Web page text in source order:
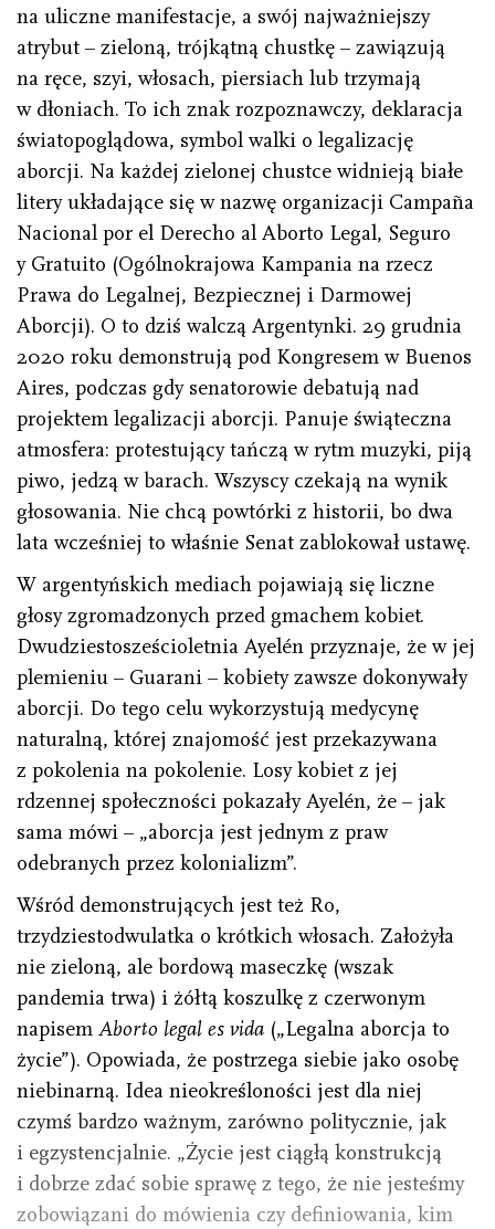
na uliczne manifestacje, a swój najważniejszy
atrybut – zieloną, trójkątną chustkę – zawiązują
na ręce, szyi, włosach, piersiach lub trzymają
w dłoniach. To ich znak rozpoznawczy, deklaracja
światopoglądowa, symbol walki o legalizację
aborcji. Na każdej zielonej chustce widnieją białe
litery układające się w nazwę organizacji Campaña
Nacional por el Derecho al Aborto Legal, Seguro
y Gratuito (Ogólnokrajowa Kampania na rzecz
Prawa do Legalnej, Bezpiecznej i Darmowej
Aborcji). O to dziś walczą Argentynki. 29 grudnia
2020 roku demonstrują pod Kongresem w Buenos
Aires, podczas gdy senatorowie debatują nad
projektem legalizacji aborcji. Panuje świąteczna
atmosfera: protestujący tańczą w rytm muzyki, piją
piwo, jedzą w barach. Wszyscy czekają na wynik
głosowania. Nie chcą powtórki z historii, bo dwa
lata wcześniej to właśnie Senat zablokował ustawę.
W argentyńskich mediach pojawiają się liczne
głosy zgromadzonych przed gmachem kobiet.
Dwudziestosześcioletnia Ayelén przyznaje, że w jej
plemieniu – Guarani – kobiety zawsze dokonywały
aborcji. Do tego celu wykorzystują medycynę
naturalną, której znajomość jest przekazywana
z pokolenia na pokolenie. Losy kobiet z jej
rdzennej społeczności pokazały Ayelén, że – jak
sama mówi – „aborcja jest jednym z praw
odebranych przez kolonializm”.
Wśród demonstrujących jest też Ro,
trzydziestodwulatka o krótkich włosach. Założyła
nie zieloną, ale bordową maseczkę (wszak
pandemia trwa) i żółtą koszulkę z czerwonym
napisem Aborto legal es vida („Legalna aborcja to
życie”). Opowiada, że postrzega siebie jako osobę
niebinarną. Idea nieokreśloności jest dla niej
czymś bardzo ważnym, zarówno politycznie, jak
i egzystencjalnie. „Życie jest ciągłą konstrukcją
i dobrze zdać sobie sprawę z tego, że nie jesteśmy
zobowiązani do mówienia czy definiowania, kim